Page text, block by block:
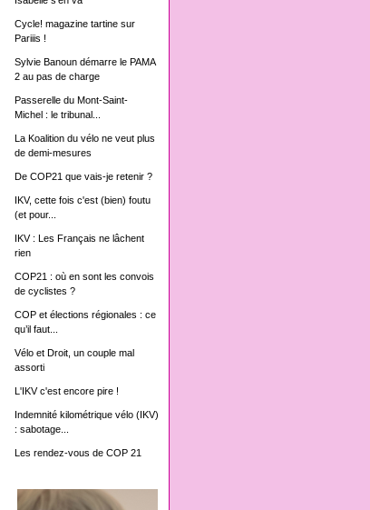
Cycle! magazine tartine sur
Pariiis !
Sylvie Banoun démarre le PAMA
2 au pas de charge
Passerelle du Mont-Saint-
Michel : le tribunal...
La Koalition du vélo ne veut plus
de demi-mesures
De COP21 que vais-je retenir ?
IKV, cette fois c'est (bien) foutu
(et pour...
IKV : Les Français ne lâchent
rien
COP21 : où en sont les convois
de cyclistes ?
COP et élections régionales : ce
qu’il faut...
Vélo et Droit, un couple mal
assorti
L'IKV c'est encore pire !
Indemnité kilométrique vélo (IKV)
: sabotage...
Les rendez-vous de COP 21